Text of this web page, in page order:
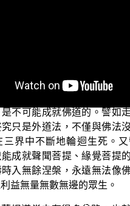
要談的子題是「藏密的三昧
道要成就佛道，一定要走佛
不可能成就佛道的。譬如
只是外道法，不僅與佛法
三界中不斷地輪迴生死。
成就聲聞菩提、緣覺菩提
入無餘涅槃，永遠無法像
益無量無數無邊的眾生。